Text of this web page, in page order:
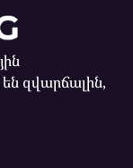
զվարճալին,